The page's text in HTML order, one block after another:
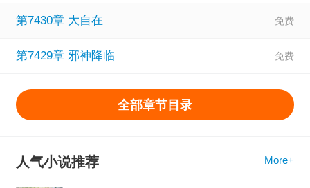
第7430章 大自在
第7429章 邪神降临
全部章节目录
人气小说推荐 More+